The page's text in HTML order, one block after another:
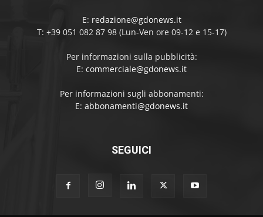
E: redazione@gdonews.it
T: +39 051 082 87 98 (Lun-Ven ore 09-12 e 15-17)
Per informazioni sulla pubblicità:
E: commerciale@gdonews.it
Per informazioni sugli abbonamenti:
E: abbonamenti@gdonews.it
SEGUICI